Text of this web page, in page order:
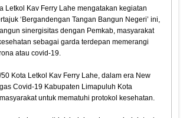
Letkol Kav Ferry Lahe mengatakan kegiatan
‘Bergandengan Tangan Bangun Negeri’ ini,
sinergisitas dengan Pemkab, masyarakat
sebagai garda terdepan memerangi
atau covid-19.
Kota Letkol Kav Ferry Lahe, dalam era New
Covid-19 Kabupaten Limapuluh Kota
untuk mematuhi protokol kesehatan.